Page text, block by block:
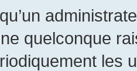
quelconque
les